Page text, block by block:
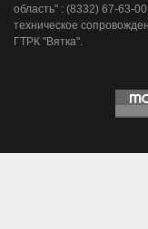
область" : (8332) 67-63-
техническое
ГТРК "Вятка".